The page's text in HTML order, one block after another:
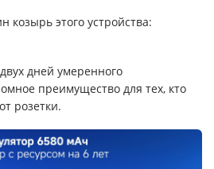
этого устройства:
дней умеренного
преимущество для тех, кто
розетки.